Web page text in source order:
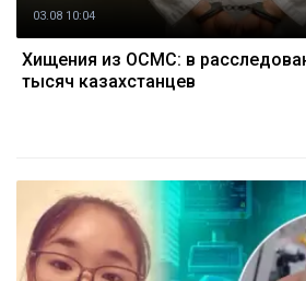
03.08 10:04
Хищения из ОСМС: в
тысяч казахстанцев